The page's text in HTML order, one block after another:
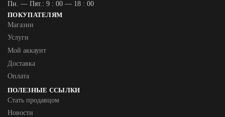
Пн. — Пят.: 9 : 00 — 18 : 00
ПОКУПАТЕЛЯМ
Магазин
Услуги
Мой аккаунт
Доставка
Оплата
ПОЛЕЗНЫЕ ССЫЛКИ
Стать продавцом
Новости